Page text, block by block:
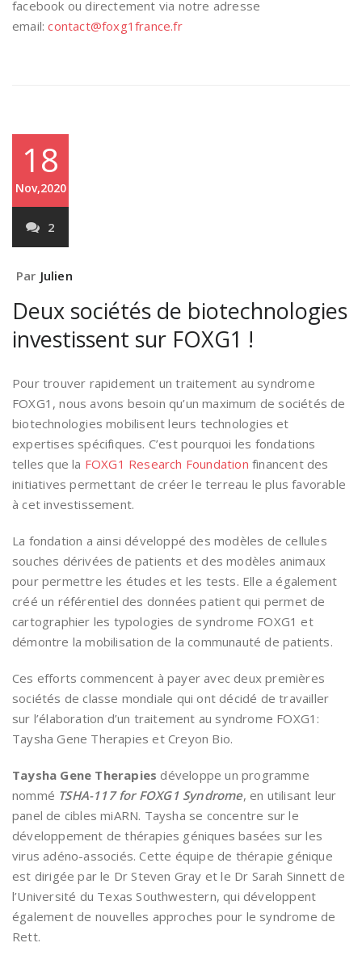
facebook ou directement via notre adresse
email:contact@foxg1france.fr
18
Nov,2020
2
Par Julien
Deux sociétés de biotechnologies
investissent sur FOXG1 !
Pour trouver rapidement un traitement au syndrome
FOXG1, nous avons besoin qu’un maximum de sociétés de
biotechnologies mobilisent leurs technologies et
expertises spécifiques. C’est pourquoi les fondations
telles que la FOXG1 Research Foundation financent des
initiatives permettant de créer le terreau le plus favorable
à cet investissement.
La fondation a ainsi développé des modèles de cellules
souches dérivées de patients et des modèles animaux
pour permettre les études et les tests. Elle a également
créé un référentiel des données patient qui permet de
cartographier les typologies de syndrome FOXG1 et
démontre la mobilisation de la communauté de patients.
Ces efforts commencent à payer avec deux premières
sociétés de classe mondiale qui ont décidé de travailler
sur l’élaboration d’un traitement au syndrome FOXG1:
Taysha Gene Therapies et Creyon Bio.
Taysha Gene Therapies développe un programme
nommé TSHA-117 for FOXG1Syndrome, en utilisant leur
panel de cibles miARN. Taysha se concentre sur le
développement de thérapies géniques basées sur les
virus adéno-associés. Cette équipe de thérapie génique
est dirigée par le Dr Steven Gray et le Dr Sarah Sinnett de
l’Université du Texas Southwestern, qui développent
également de nouvelles approches pour le syndrome de
Rett.